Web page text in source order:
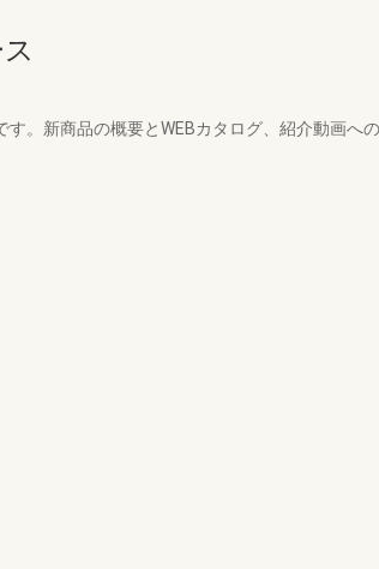
。新商品の概要とWEBカタログ、紹介動画へ